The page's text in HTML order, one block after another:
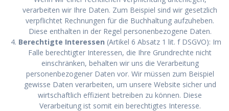
verarbeiten wir Ihre Daten. Zum Beispiel sind wir gesetzlich
verpflichtet Rechnungen für die Buchhaltung aufzuheben.
Diese enthalten in der Regel personenbezogene Daten.
Berechtigte Interessen (Artikel 6 Absatz 1 lit. f DSGVO): Im
Falle berechtigter Interessen, die Ihre Grundrechte nicht
einschränken, behalten wir uns die Verarbeitung
personenbezogener Daten vor. Wir müssen zum Beispiel
gewisse Daten verarbeiten, um unsere Website sicher und
wirtschaftlich effizient betreiben zu können. Diese
Verarbeitung ist somit ein berechtigtes Interesse.